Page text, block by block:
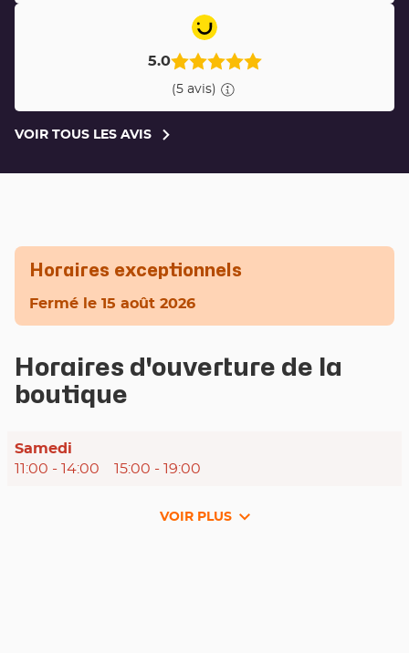
5.0
(5 avis)
VOIR TOUS LES AVIS
VOIR
Horaires exceptionnels
Fermé le 15 août 2026
Horaires d'ouverture de la
boutique
Horaires
d'ouverture
Samedi
11:00 - 14:00 15:00 - 19:00
VOIR PLUS
et